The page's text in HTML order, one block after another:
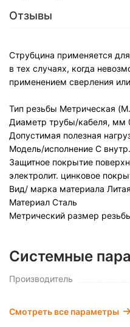
Отзывы
Струбцина применяется
в тех случаях, когда
применением сверления
Тип резьбы Метрическая
Диаметр трубы/кабеля, мм
Допустимая полезная
Модель/исполнение С
Защитное покрытие
электролит. цинковое
Вид/ марка материала
Материал Сталь
Метрический размер
Системные
Производитель
Смотреть все параметры